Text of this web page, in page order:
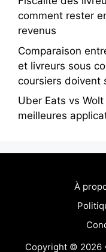
comment rester
revenus
Comparaison
et livreurs sous
coursiers doivent
Uber Eats vs
meilleures
À
Copyright © 2026